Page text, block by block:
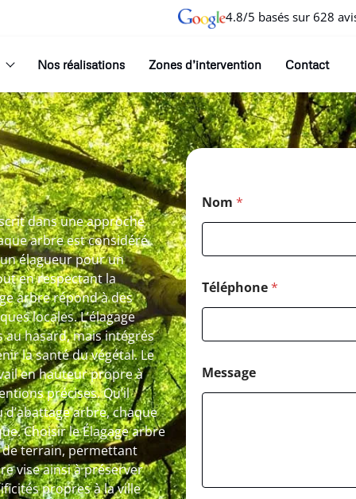
4.8/5 basés sur 628
Nos réalisations Zones d’intervention Contact
dans une approche
arbre est considéré
élagueur pour un
en respectant la
arbre répond à des
locales. L’élagage
hasard, mais intégrés
la santé du végétal. Le
en hauteur propre à
précises. Qu’il
d’abattage arbre, chaque
Choisir le Élagage arbre
de terrain, permettant
vise ainsi à préserver
propres à la ville
Nom *
Téléphone*
Message